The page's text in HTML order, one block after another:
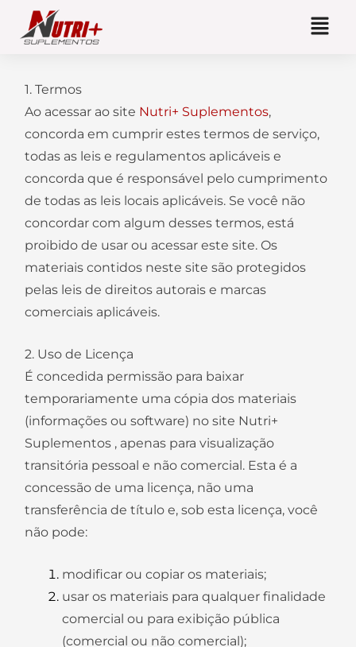
para
1. Termos
Ao acessar ao site Nutri+ Suplementos,
concorda em cumprir estes termos de serviço,
todas as leis e regulamentos aplicáveis ​​e
concorda que é responsável pelo cumprimento
de todas as leis locais aplicáveis. Se você não
concordar com algum desses termos, está
proibido de usar ou acessar este site. Os
materiais contidos neste site são protegidos
pelas leis de direitos autorais e marcas
comerciais aplicáveis.
2. Uso de Licença
É concedida permissão para baixar
temporariamente uma cópia dos materiais
(informações ou software) no site Nutri+
Suplementos , apenas para visualização
transitória pessoal e não comercial. Esta é a
concessão de uma licença, não uma
transferência de título e, sob esta licença, você
não pode:
modificar ou copiar os materiais;
usar os materiais para qualquer finalidade
comercial ou para exibição pública
(comercial ou não comercial);